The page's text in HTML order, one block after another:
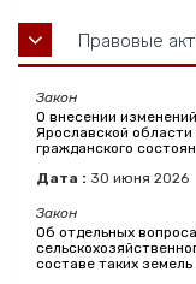
Правовые
Закон
О внесении
Ярославской области
гражданского
Дата : 30 июня 2026
Закон
Об отдельных
составе таких